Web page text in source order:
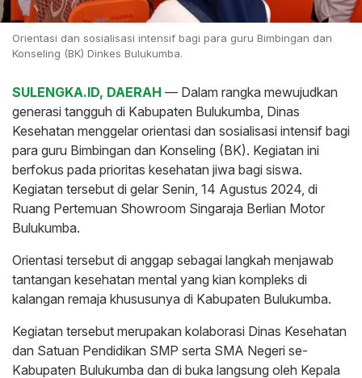
Orientasi dan sosialisasi intensif bagi para guru Bimbingan dan
Konseling (BK) Dinkes Bulukumba.
SULENGKA.ID, DAERAH — Dalam rangka mewujudkan
generasi tangguh di Kabupaten Bulukumba, Dinas
Kesehatan menggelar orientasi dan sosialisasi intensif bagi
para guru Bimbingan dan Konseling (BK). Kegiatan ini
berfokus pada prioritas kesehatan jiwa bagi siswa.
Kegiatan tersebut di gelar Senin, 14 Agustus 2024, di
Ruang Pertemuan Showroom Singaraja Berlian Motor
Bulukumba.
Orientasi tersebut di anggap sebagai langkah menjawab
tantangan kesehatan mental yang kian kompleks di
kalangan remaja khususunya di Kabupaten Bulukumba.
Kegiatan tersebut merupakan kolaborasi Dinas Kesehatan
dan Satuan Pendidikan SMP serta SMA Negeri se-
Kabupaten Bulukumba dan di buka langsung oleh Kepala